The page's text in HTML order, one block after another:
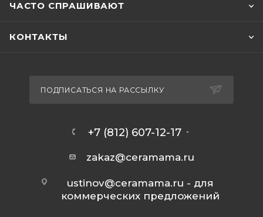
ЧАСТО СПРАШИВАЮТ
КОНТАКТЫ
ПОДПИСАТЬСЯ НА РАССЫЛКУ
+7 (812) 607-12-17
zakaz@ceramama.ru
ustinov@ceramama.ru - для
коммерческих предложений